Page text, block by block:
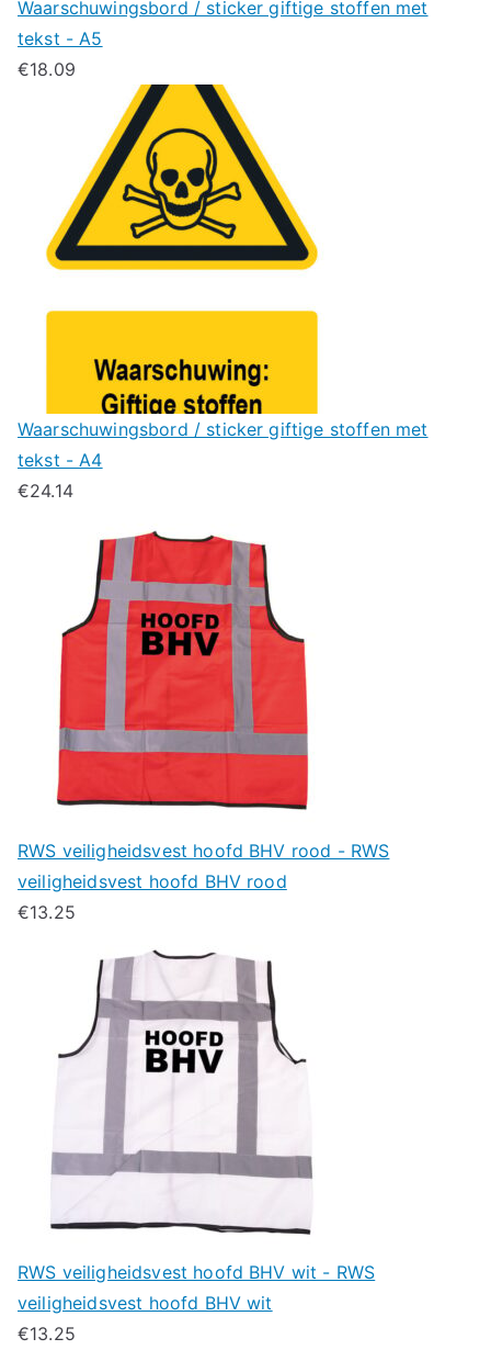
Waarschuwingsbord / sticker giftige stoffen met
tekst - A5
€18.09
Waarschuwingsbord / sticker giftige stoffen met
tekst - A4
€24.14
RWS veiligheidsvest hoofd BHV rood - RWS
veiligheidsvest hoofd BHV rood
€13.25
RWS veiligheidsvest hoofd BHV wit - RWS
veiligheidsvest hoofd BHV wit
€13.25